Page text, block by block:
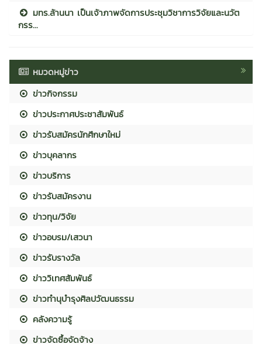
มทร.ล้านนา เป็นเจ้าภาพจัดการประชุมวิชาการวิจัยและนวัต
กรร...
หมวดหมู่ข่าว
ข่าวกิจกรรม
ข่าวประกาศประชาสัมพันธ์
ข่าวรับสมัครนักศึกษาใหม่
ข่าวบุคลากร
ข่าวบริการ
ข่าวรับสมัครงาน
ข่าวทุน/วิจัย
ข่าวอบรม/เสวนา
ข่าวรับรางวัล
ข่าววิเทศสัมพันธ์
ข่าวทำนุบำรุงศิลปวัฒนธรรม
คลังความรู้
ข่าวจัดซื้อจัดจ้าง